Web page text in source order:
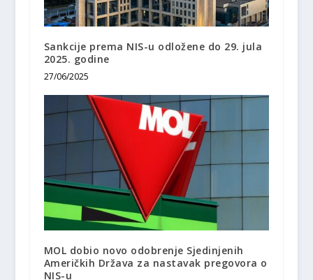
Sankcije prema NIS-u odložene do 29. jula
2025. godine
27/06/2025
MOL dobio novo odobrenje Sjedinjenih
Američkih Država za nastavak pregovora o
NIS-u